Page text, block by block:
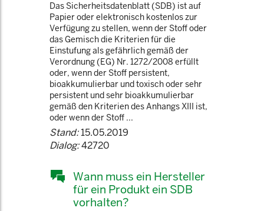
Das Sicherheitsdatenblatt (SDB) ist auf
Papier oder elektronisch kostenlos zur
Verfügung zu stellen, wenn der Stoff oder
das Gemisch die Kriterien für die
Einstufung als gefährlich gemäß der
Verordnung (EG) Nr. 1272/2008 erfüllt
oder, wenn der Stoff persistent,
bioakkumulierbar und toxisch oder sehr
persistent und sehr bioakkumulierbar
gemäß den Kriterien des Anhangs XIII ist,
oder wenn der Stoff ...
Stand:15.05.2019
Dialog:42720
Wann muss ein Hersteller
für ein Produkt ein SDB
vorhalten?